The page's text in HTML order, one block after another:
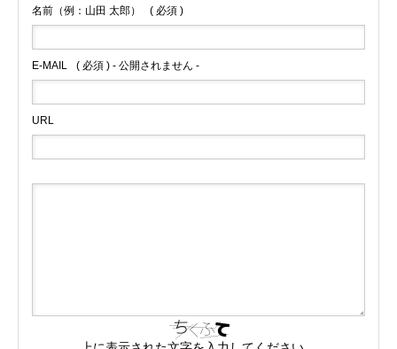
名前（例：山田 太郎） ( 必須 )
E-MAIL ( 必須 ) - 公開されません -
URL